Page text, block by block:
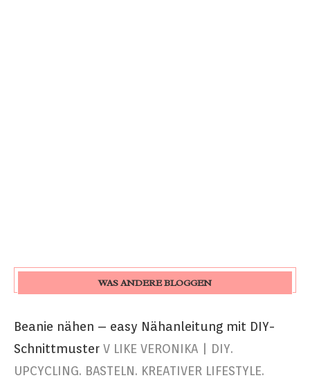
WAS ANDERE BLOGGEN
Beanie nähen – easy Nähanleitung mit DIY-
Schnittmuster V LIKE VERONIKA | DIY.
UPCYCLING. BASTELN. KREATIVER LIFESTYLE.